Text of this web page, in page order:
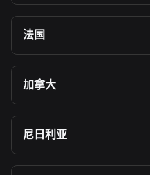
法国
加拿大
尼日利亚